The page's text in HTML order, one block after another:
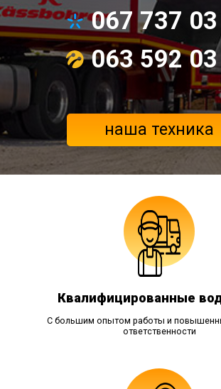
067 737
063 592
наша техника
Квалифицированные
С большим опытом работы и
ответственности